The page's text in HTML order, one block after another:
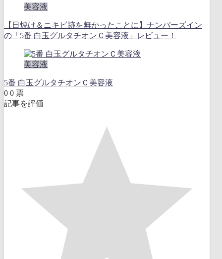
美容液
【日焼け＆ニキビ跡を無かったことに】ナンバーズイン
の「5番 白玉グルタチオンＣ美容液」レビュー！
美容液
5番 白玉グルタチオンＣ美容液
0 0 票
記事を評価